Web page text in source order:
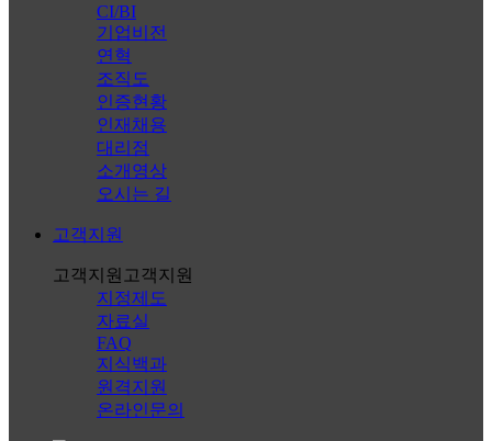
CI/BI
기업비전
연혁
조직도
인증현황
인재채용
대리점
소개영상
오시는 길
고객지원
고객지원 고객지원
지정제도
자료실
FAQ
지식백과
원격지원
온라인문의